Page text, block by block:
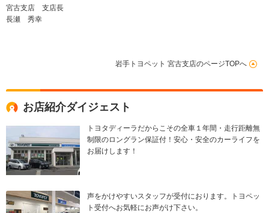
宮古支店 支店長
長瀬 秀幸
岩手トヨペット 宮古支店のページTOPへ
お店紹介ダイジェスト
トヨタディーラだからこその全車１年間・走行距離無
制限のロングラン保証付！安心・安全のカーライフを
お届けします！
声をかけやすいスタッフが受付におります。トヨペッ
ト受付へお気軽にお声がけ下さい。